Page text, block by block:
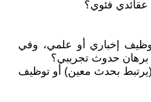
إخباري أو علمي، وفي
حدوث تجريبي؟
(يرتبط بحدث معين) أو توظيف